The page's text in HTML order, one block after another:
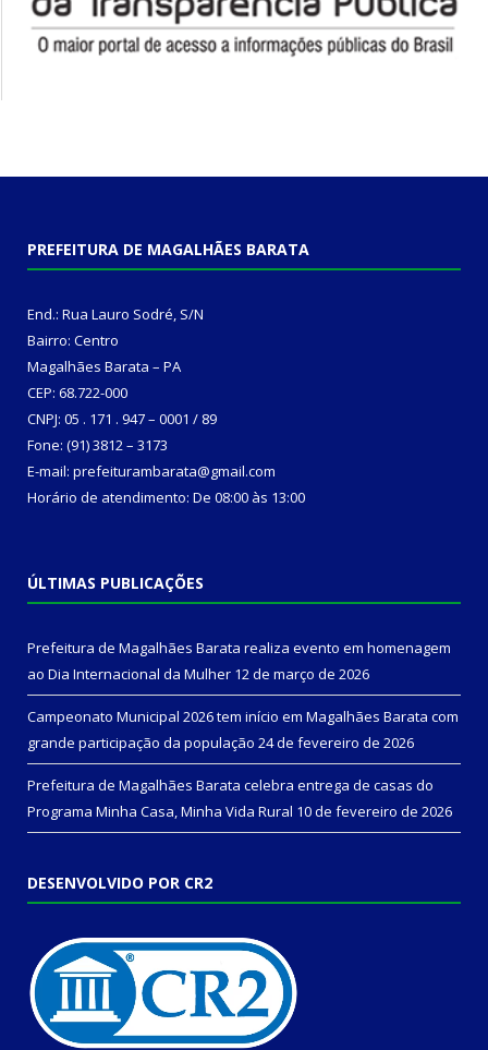
PREFEITURA DE MAGALHÃES BARATA
End.: Rua Lauro Sodré, S/N
Bairro: Centro
Magalhães Barata – PA
CEP: 68.722-000
CNPJ: 05 . 171 . 947 – 0001 / 89
Fone: (91) 3812 – 3173
E-mail: prefeiturambarata@gmail.com
Horário de atendimento: De 08:00 às 13:00
ÚLTIMAS PUBLICAÇÕES
Prefeitura de Magalhães Barata realiza evento em homenagem
ao Dia Internacional da Mulher 12 de março de 2026
Campeonato Municipal 2026 tem início em Magalhães Barata com
grande participação da população 24 de fevereiro de 2026
Prefeitura de Magalhães Barata celebra entrega de casas do
Programa Minha Casa, Minha Vida Rural 10 de fevereiro de 2026
DESENVOLVIDO POR CR2